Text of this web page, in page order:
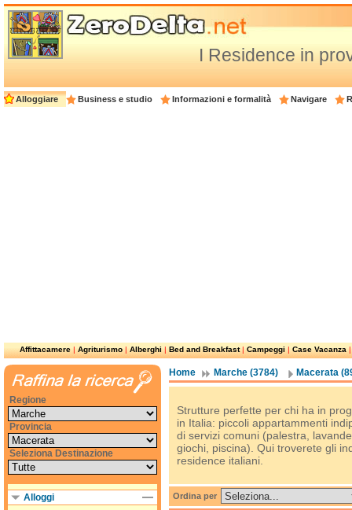
I Residence in
Alloggiare Business e studio Informazioni e formalità Navigare
Affittacamere|Agriturismo|Alberghi|Bed and Breakfast|Campeggi|Case Vacanza
Home Marche (3784) Macerata
Strutture perfette per chi ha in
in Italia: piccoli appartammenti
di servizi comuni (palestra,
giochi, piscina). Qui troverete gli
residence italiani.
Ordina per
Regione
Provincia
Seleziona Destinazione
Alloggi